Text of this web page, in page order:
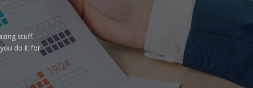
stuff.
do it for.